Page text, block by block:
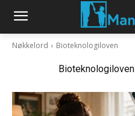
Nøkkelord Bioteknologiloven
Bioteknologiloven